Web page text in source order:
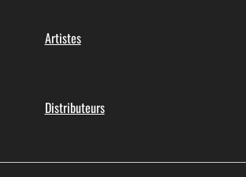
Artistes
Distributeurs